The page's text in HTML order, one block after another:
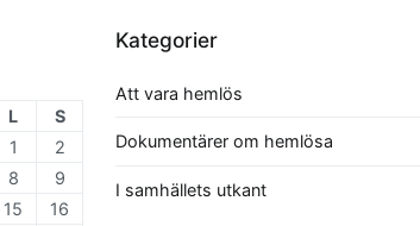
L
S
1
2
8
9
15 16
Kategorier
Att vara hemlös
Dokumentärer om hemlösa
I samhällets utkant